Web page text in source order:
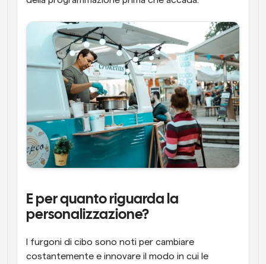
E per quanto riguarda la
personalizzazione?
I furgoni di cibo sono noti per cambiare
costantemente e innovare il modo in cui le